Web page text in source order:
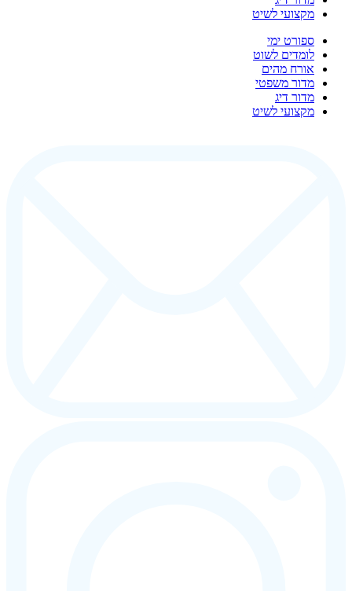
מקצועי לשיט
ספורט ימי
לומדים לשוט
אורח מהים
מדור משפטי
מדור דיג
מקצועי לשיט